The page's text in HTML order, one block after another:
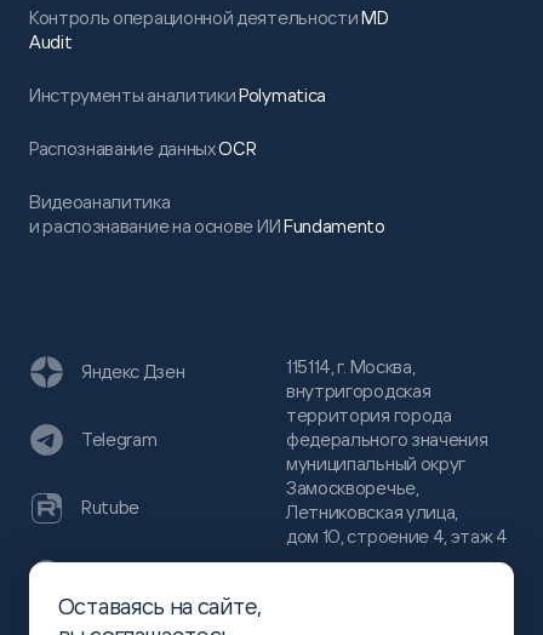
Контроль операционной деятельностиMD
Audit
Инструменты аналитикиPolymatica
Распознавание данныхOCR
Видеоаналитика
и распознавание на основе ИИFundamento
115114, г. Москва,
внутригородская
территория города
федерального значения
муниципальный округ
Замоскворечье,
Летниковская улица,
дом 10, строение 4, этаж 4
Яндекс Дзен
Telegram
Rutube
Оставаясь на сайте,